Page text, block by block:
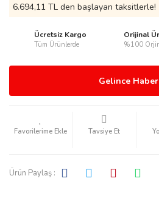
6.694,11 TL den başlayan taksitlerle!
Ücretsiz Kargo
Tüm Ürünlerde
Orijinal
%100
Gelince
Tavsiye Et
Ürün Paylaş :